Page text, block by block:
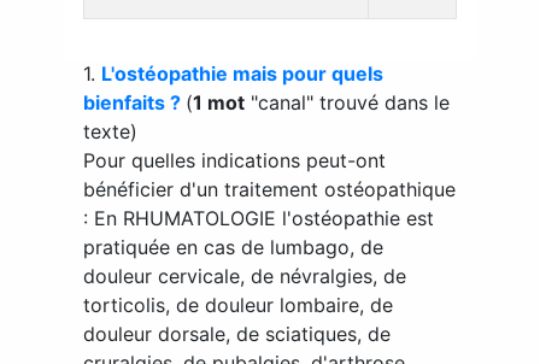
1. L'ostéopathie mais pour quels
bienfaits ? (1 mot "canal" trouvé dans le
texte)
Pour quelles indications peut-ont
bénéficier d'un traitement ostéopathique
: En RHUMATOLOGIE l'ostéopathie est
pratiquée en cas de lumbago, de
douleur cervicale, de névralgies, de
torticolis, de douleur lombaire, de
douleur dorsale, de sciatiques, de